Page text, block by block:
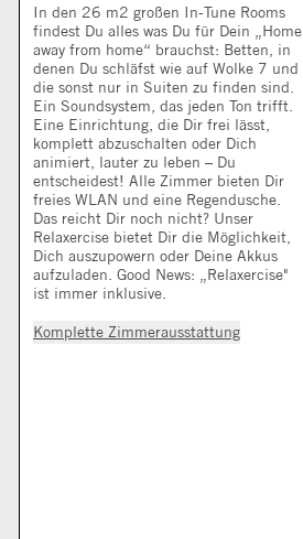
In den 26 m2 großen In-Tune Rooms
findest Du alles was Du für Dein „Home
away from home“ brauchst: Betten, in
denen Du schläfst wie auf Wolke 7 und
die sonst nur in Suiten zu finden sind.
Ein Soundsystem, das jeden Ton trifft.
Eine Einrichtung, die Dir frei lässt,
komplett abzuschalten oder Dich
animiert, lauter zu leben – Du
entscheidest! Alle Zimmer bieten Dir
freies WLAN und eine Regendusche.
Das reicht Dir noch nicht? Unser
Relaxercise bietet Dir die Möglichkeit,
Dich auszupowern oder Deine Akkus
aufzuladen. Good News: „Relaxercise"
ist immer inklusive.
Komplette Zimmerausstattung